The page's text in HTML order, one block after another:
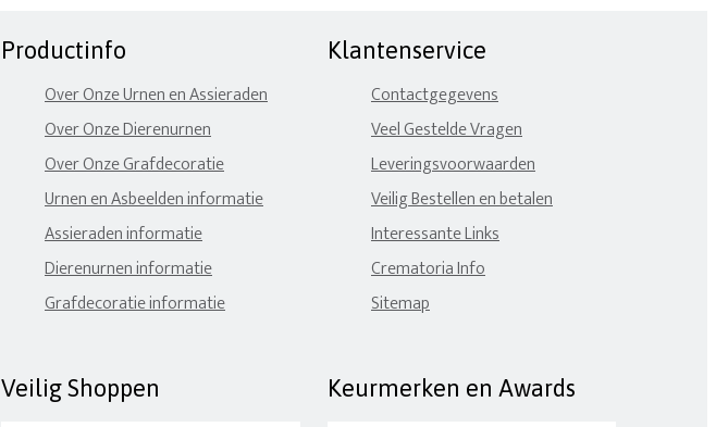
Productinfo
Over Onze Urnen en Assieraden
Over Onze Dierenurnen
Over Onze Grafdecoratie
Urnen en Asbeelden informatie
Assieraden informatie
Dierenurnen informatie
Grafdecoratie informatie
Klantenservice
Contactgegevens
Veel Gestelde Vragen
Leveringsvoorwaarden
Veilig Bestellen en betalen
Interessante Links
Crematoria Info
Sitemap
Veilig Shoppen Keurmerken en Awards